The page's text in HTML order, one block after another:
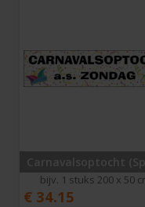
Carnavalsoptocht
bijv. 1 stuks 200 x 50
€ 34.15